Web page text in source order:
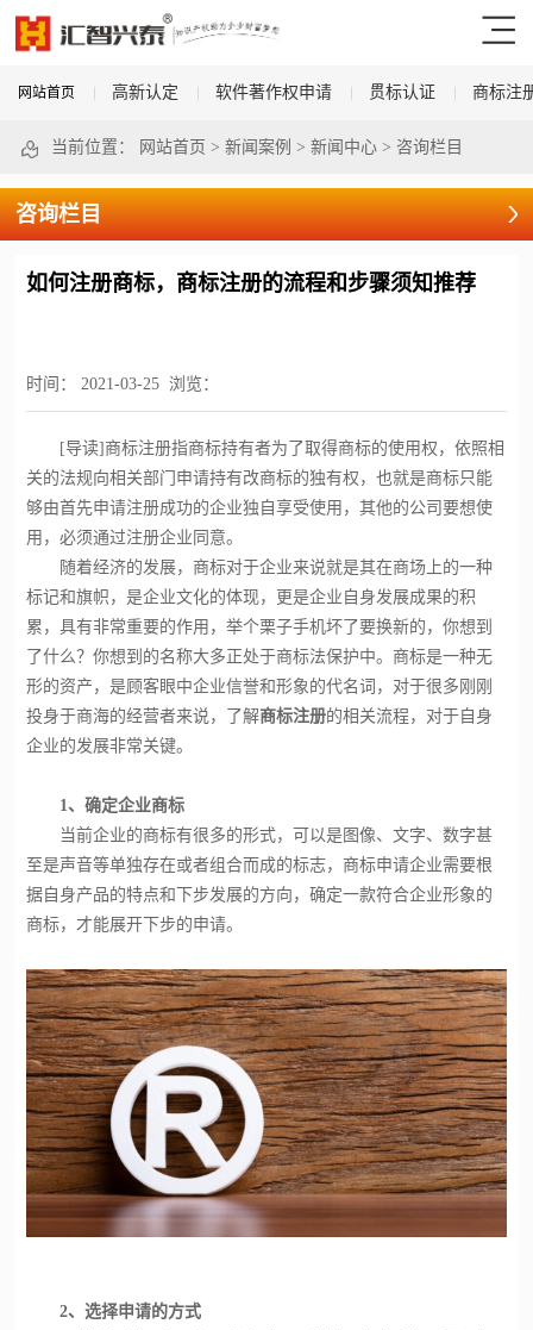
网站首页 高新认定 软件著作权申请 贯标认证 商标注
当前位置： 网站首页 > 新闻案例 > 新闻中心> 咨询栏目
咨询栏目
如何注册商标，商标注册的流程和步骤须知推荐
时间： 2021-03-25 浏览：
[导读]商标注册指商标持有者为了取得商标的使用权，依照相
关的法规向相关部门申请持有改商标的独有权，也就是商标只能
够由首先申请注册成功的企业独自享受使用，其他的公司要想使
用，必须通过注册企业同意。
随着经济的发展，商标对于企业来说就是其在商场上的一种
标记和旗帜，是企业文化的体现，更是企业自身发展成果的积
累，具有非常重要的作用，举个栗子手机坏了要换新的，你想到
了什么？你想到的名称大多正处于商标法保护中。商标是一种无
形的资产，是顾客眼中企业信誉和形象的代名词，对于很多刚刚
投身于商海的经营者来说，了解商标注册的相关流程，对于自身
企业的发展非常关键。
1、确定企业商标
当前企业的商标有很多的形式，可以是图像、文字、数字甚
至是声音等单独存在或者组合而成的标志，商标申请企业需要根
据自身产品的特点和下步发展的方向，确定一款符合企业形象的
商标，才能展开下步的申请。
2、选择申请的方式